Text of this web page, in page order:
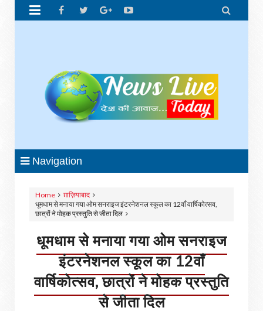
 
Navigation
Home
ग़ाज़ियाबाद
धूमधाम से मनाया गया ओम सनराइज इंटरनेशनल स्कूल का 12वाँ वार्षिकोत्सव,
छात्रों ने मोहक प्रस्तुति से जीता दिल
धूमधाम से मनाया गया ओम सनराइज
इंटरनेशनल स्कूल का 12वाँ
वार्षिकोत्सव, छात्रों ने मोहक प्रस्तुति
से जीता दिल